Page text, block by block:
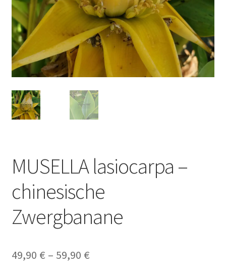
MUSELLA lasiocarpa –
chinesische
Zwergbanane
49,90 € – 59,90 €Preisspanne: